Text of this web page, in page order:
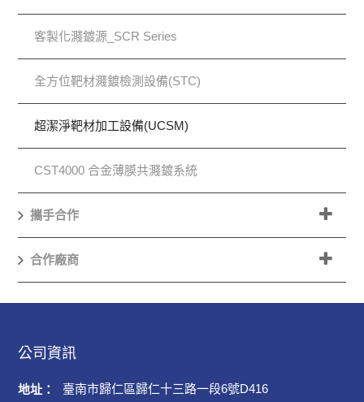
客製化濺鍍源_SCR Series
全方位靶材濺鍍檢測設備(STC)
超潔淨靶材加工設備(UCSM)
CST4000 合金薄膜共濺鍍系統
攜手合作
合作廠商
公司資訊
地址：
臺南市歸仁區歸仁十三路一段6號D416